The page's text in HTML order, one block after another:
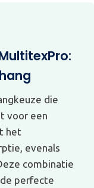
die
voor een
het
evenals
combinatie
perfecte